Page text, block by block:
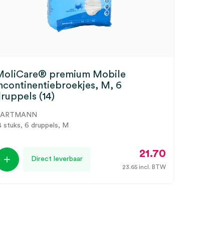
premium Mobile
M, 6
(14)
stuks, 6 druppels, M
Direct leverbaar 21.70
23.65incl. BTW